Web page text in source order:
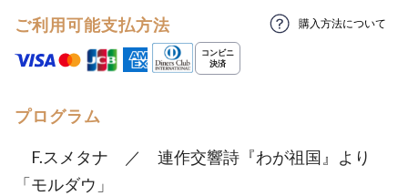
ご利用可能支払方法 購入方法について
プログラム
F.スメタナ ／ 連作交響詩『わが祖国』より
「モルダウ」